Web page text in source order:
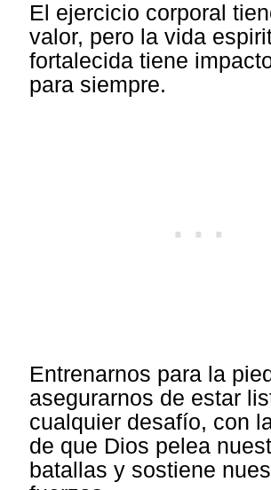
El ejercicio corporal
valor, pero la vida
fortalecida tiene
para siempre.
Entrenarnos para la
asegurarnos de estar
cualquier desafío, con
de que Dios pelea
batallas y sostiene